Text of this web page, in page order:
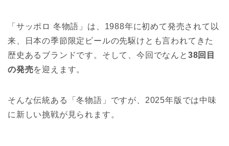
「サッポロ 冬物語」は、1988年に初めて発売されて以
来、日本の季節限定ビールの先駆けとも言われてきた
歴史あるブランドです。そして、今回でなんと 38回目
の発売を迎えます。
そんな伝統ある「冬物語」ですが、2025年版では中味
に新しい挑戦が見られます。